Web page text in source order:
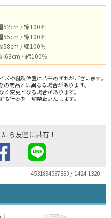
52cm / 綿100％
55cm / 綿100％
58cm / 綿100％
63cm / 綿100％
や縫製位置に若干のずれがございます。
商品とは異なる場合があります。
変更となる場合があります。
行為を一切禁止いたします。
ら友達に共有！
4531894587880 / 1424-1320